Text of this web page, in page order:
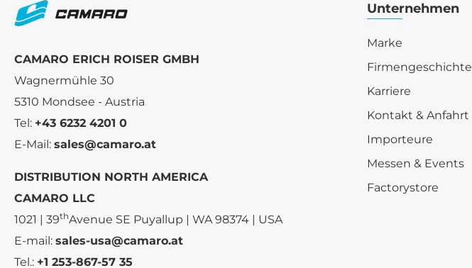
CAMARO ERICH ROISER GMBH
Wagnermühle 30
5310 Mondsee - Austria
Tel: +43 6232 4201 0
E-Mail: sales@camaro.at
DISTRIBUTION NORTH AMERICA
CAMARO LLC
1021 | 39thAvenue SE Puyallup | WA 98374 | USA
E-mail: sales-usa@camaro.at
Tel.: +1 253-867-57 35
Unternehmen
Marke
Firmengeschichte
Karriere
Kontakt & Anfahrt
Importeure
Messen & Events
Factorystore